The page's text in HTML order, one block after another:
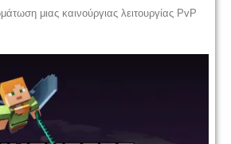
μιας καινούργιας λειτουργίας PvP